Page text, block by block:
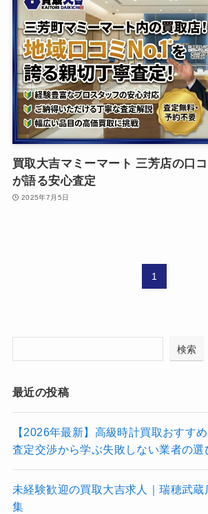
買取大吉マミーマート 三芳店の口
が語る安心査定
2025年7月5日
1
検索
最近の投稿
【2026年最新】高級時計買取おすす
査定交渉から学ぶ失敗しない業者の選
未経験歓迎の買取大吉求人｜瑞穂武
集